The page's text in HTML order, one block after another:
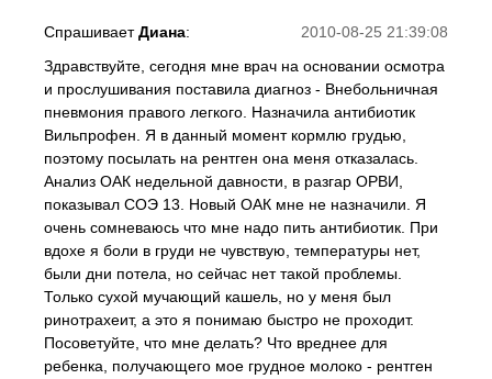
2010-08-25 21:39:08
СпрашиваетДиана:
Здравствуйте, сегодня мне врач на основании осмотра
и прослушивания поставила диагноз - Внебольничная
пневмония правого легкого. Назначила антибиотик
Вильпрофен. Я в данный момент кормлю грудью,
поэтому посылать на рентген она меня отказалась.
Анализ ОАК недельной давности, в разгар ОРВИ,
показывал СОЭ 13. Новый ОАК мне не назначили. Я
очень сомневаюсь что мне надо пить антибиотик. При
вдохе я боли в груди не чувствую, температуры нет,
были дни потела, но сейчас нет такой проблемы.
Только сухой мучающий кашель, но у меня был
ринотрахеит, а это я понимаю быстро не проходит.
Посоветуйте, что мне делать? Что вреднее для
ребенка, получающего мое грудное молоко - рентген